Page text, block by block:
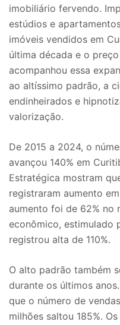
imobiliário fervendo.
estúdios e
imóveis vendidos em
última década e o
acompanhou essa
ao altíssimo padrão, a
endinheirados e
valorização.
De 2015 a 2024, o
avançou 140% em
Estratégica mostram
registraram aumento
aumento foi de 62% no
econômico, estimulado
registrou alta de 110%.
O alto padrão também
durante os últimos
que o número de
milhões saltou 185%.